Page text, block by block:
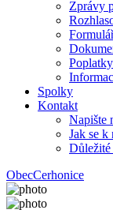
Zprávy
Poplatky
Spolky
Kontakt
Napište
Jak se k
ObecCerhonice